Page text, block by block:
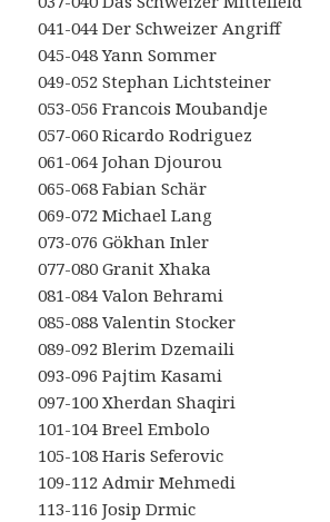
041-044 Der Schweizer Angriff
045-048 Yann Sommer
049-052 Stephan Lichtsteiner
053-056 Francois Moubandje
057-060 Ricardo Rodriguez
061-064 Johan Djourou
065-068 Fabian Schär
069-072 Michael Lang
073-076 Gökhan Inler
077-080 Granit Xhaka
081-084 Valon Behrami
085-088 Valentin Stocker
089-092 Blerim Dzemaili
093-096 Pajtim Kasami
097-100 Xherdan Shaqiri
101-104 Breel Embolo
105-108 Haris Seferovic
109-112 Admir Mehmedi
113-116 Josip Drmic